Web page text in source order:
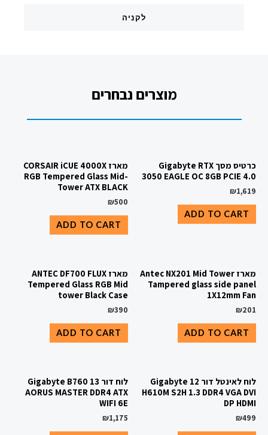
לקניה
מוצרים נבחרים
כרטיס מסך Gigabyte RTX
3050 EAGLE OC 8GB PCIE 4.0
₪1,619
ADD TO CART
מארז CORSAIR iCUE 4000X
RGB Tempered Glass Mid-
Tower ATX BLACK
₪500
ADD TO CART
מארז Antec NX201 Mid Tower
Tampered glass side panel
1X12mm Fan
₪201
ADD TO CART
מארז ANTEC DF700 FLUX
Tempered Glass RGB Mid
tower Black Case
₪390
ADD TO CART
לוח לאינטל דור 12 Gigabyte
H610M S2H 1.3 DDR4 VGA DVI
DP HDMI
₪499
לוח דור 13 Gigabyte B760
AORUS MASTER DDR4 ATX
WIFI 6E
₪1,175